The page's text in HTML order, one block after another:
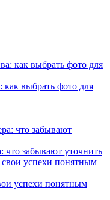
как выбрать фото для
что забывают уточнить
успехи понятным